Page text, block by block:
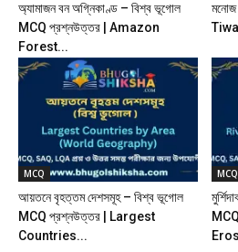
অ্যামাজন বন অগ্নিকাণ্ড – বিশ্ব ভূগোল
MCQ প্রশ্নউত্তর | Amazon
Forest...
মনোজ
MCQ
আয়তনে বৃহত্তম দেশসমূহ – বিশ্ব ভূগোল
MCQ প্রশ্নউত্তর | Largest
Countries...
MCQ